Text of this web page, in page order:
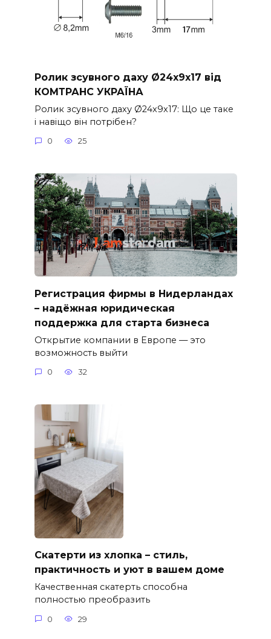
Ролик зсувного даху Ø24x9x17 від
КОМТРАНС УКРАЇНА
Ролик зсувного даху Ø24x9x17: Що це таке
і навіщо він потрібен?
0 25
Регистрация фирмы в Нидерландах
– надёжная юридическая
поддержка для старта бизнеса
Открытие компании в Европе — это
возможность выйти
0 32
Скатерти из хлопка – стиль,
практичность и уют в вашем доме
Качественная скатерть способна
полностью преобразить
0 29